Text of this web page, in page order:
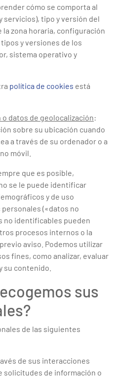
cómo se comporta al
tipo y versión del
zona horaria, configuración
y versiones de los
sistema operativo y
política de cookies está
datos de geolocalización:
sobre su ubicación cuando
a través de su ordenador o a
móvil.
que es posible,
se le puede identificar
y de uso
(«datos no
no identificables pueden
procesos internos o la
aviso. Podemos utilizar
fines, como analizar, evaluar
su contenido.
sus
de las siguientes
de sus interacciones
solicitudes de información o